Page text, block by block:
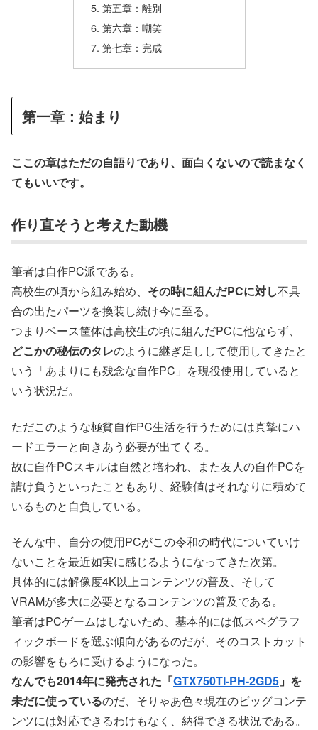
第五章：離別
第六章：嘲笑
第七章：完成
第一章：始まり
ここの章はただの自語りであり、面白くないので読まなく
てもいいです。
作り直そうと考えた動機
筆者は自作PC派である。
高校生の頃から組み始め、 その時に組んだPCに対し不具
合の出たパーツを換装し続け今に至る。
つまりベース筐体は高校生の頃に組んだPCに他ならず、
どこかの秘伝のタレのように継ぎ足しして使用してきたと
いう「あまりにも残念な自作PC」を現役使用していると
いう状況だ。
ただこのような極貧自作PC生活を行うためには真摯にハ
ードエラーと向きあう必要が出てくる。
故に自作PCスキルは自然と培われ、また友人の自作PCを
請け負うといったこともあり、経験値はそれなりに積めて
いるものと自負している。
そんな中、自分の使用PCがこの令和の時代についていけ
ないことを最近如実に感じるようになってきた次第。
具体的には解像度4K以上コンテンツの普及、そして
VRAMが多大に必要となるコンテンツの普及である。
筆者はPCゲームはしないため、基本的には低スペグラフ
ィックボードを選ぶ傾向があるのだが、そのコストカット
の影響をもろに受けるようになった。
なんでも2014年に発売された「GTX750TI-PH-2GD5 」を
未だに使っているのだ、そりゃあ色々現在のビッグコンテ
ンツには対応できるわけもなく、納得できる状況である。